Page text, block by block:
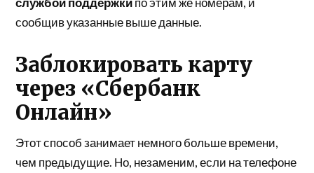
сообщив указанные выше данные.
Заблокировать карту
через «Сбербанк
Онлайн»
Этот способ занимает немного больше времени,
чем предыдущие. Но, незаменим, если на телефоне